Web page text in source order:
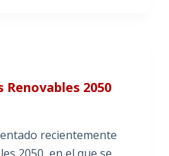
2050
recientemente